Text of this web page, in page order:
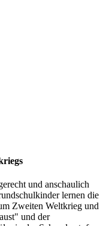
und anschaulich
lernen die
Zweiten Weltkrieg und
und der